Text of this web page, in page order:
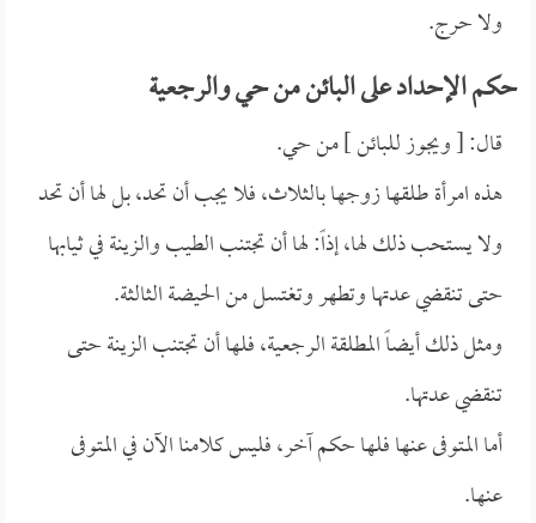
ولا حرج.
حكم الإحداد على البائن من حي والرجعية
قال: [ ويجوز للبائن ] من حي.
هذه امرأة طلقها زوجها بالثلاث، فلا يجب أن تحد، بل لها أن تحد
ولا يستحب ذلك لها، إذاً: لها أن تجتنب الطيب والزينة في ثيابها
حتى تنقضي عدتها وتطهر وتغتسل من الحيضة الثالثة.
ومثل ذلك أيضاً المطلقة الرجعية، فلها أن تجتنب الزينة حتى
تنقضي عدتها.
أما المتوفى عنها فلها حكم آخر، فليس كلامنا الآن في المتوفى
عنها.